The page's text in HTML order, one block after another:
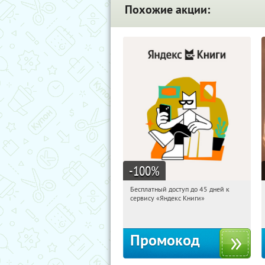
Похожие акции:
-100%
00:01:33
Получи первым!
Бесплатный доступ до 45 дней к
сервису «Яндекс Книги»
Промокод